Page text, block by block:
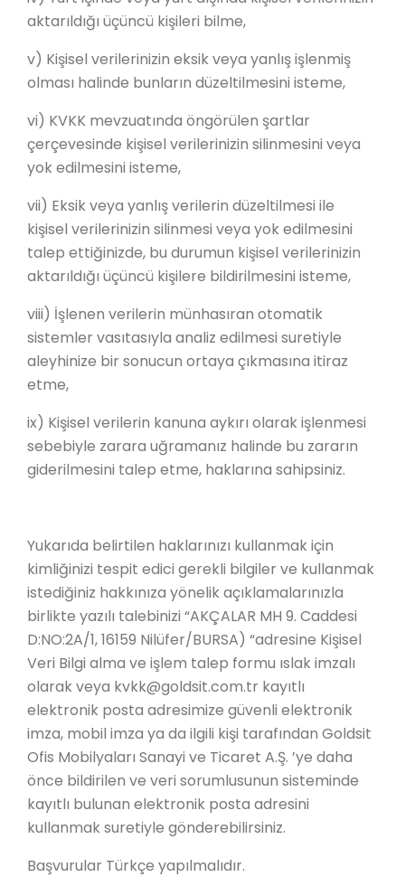
aktarıldığı üçüncü kişileri bilme,
v) Kişisel verilerinizin eksik veya yanlış işlenmiş
olması halinde bunların düzeltilmesini isteme,
vi) KVKK mevzuatında öngörülen şartlar
çerçevesinde kişisel verilerinizin silinmesini veya
yok edilmesini isteme,
vii) Eksik veya yanlış verilerin düzeltilmesi ile
kişisel verilerinizin silinmesi veya yok edilmesini
talep ettiğinizde, bu durumun kişisel verilerinizin
aktarıldığı üçüncü kişilere bildirilmesini isteme,
viii) İşlenen verilerin münhasıran otomatik
sistemler vasıtasıyla analiz edilmesi suretiyle
aleyhinize bir sonucun ortaya çıkmasına itiraz
etme,
ix) Kişisel verilerin kanuna aykırı olarak işlenmesi
sebebiyle zarara uğramanız halinde bu zararın
giderilmesini talep etme, haklarına sahipsiniz.
Yukarıda belirtilen haklarınızı kullanmak için
kimliğinizi tespit edici gerekli bilgiler ve kullanmak
istediğiniz hakkınıza yönelik açıklamalarınızla
birlikte yazılı talebinizi “AKÇALAR MH 9. Caddesi
D:NO:2A/1, 16159 Nilüfer/BURSA) “adresine Kişisel
Veri Bilgi alma ve işlem talep formu ıslak imzalı
olarak veya kvkk@goldsit.com.tr kayıtlı
elektronik posta adresimize güvenli elektronik
imza, mobil imza ya da ilgili kişi tarafından Goldsit
Ofis Mobilyaları Sanayi ve Ticaret A.Ş. ’ye daha
önce bildirilen ve veri sorumlusunun sisteminde
kayıtlı bulunan elektronik posta adresini
kullanmak suretiyle gönderebilirsiniz.
Başvurular Türkçe yapılmalıdır.